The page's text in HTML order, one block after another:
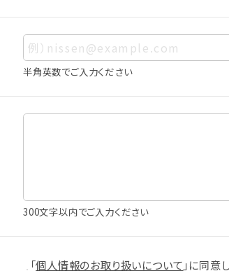
ついて
人情報の利用目的は以下の通りであり、これら
とはありません。
ラムの運営
問い合わせへの対応
報、写真の本サービスへの掲載
半角英数でご入力ください
300文字以内でご入力ください
「個人情報のお取り扱いについて 」に同意